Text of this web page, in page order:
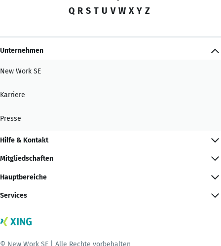
Q R S T U V W X Y Z
Unternehmen
New Work SE
Karriere
Presse
Hilfe & Kontakt
Mitgliedschaften
Hauptbereiche
Services
© New Work SE | Alle Rechte vorbehalten